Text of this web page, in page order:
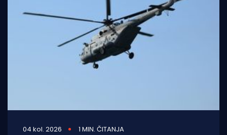
04 kol. 2026 1 MIN. ČITANJA